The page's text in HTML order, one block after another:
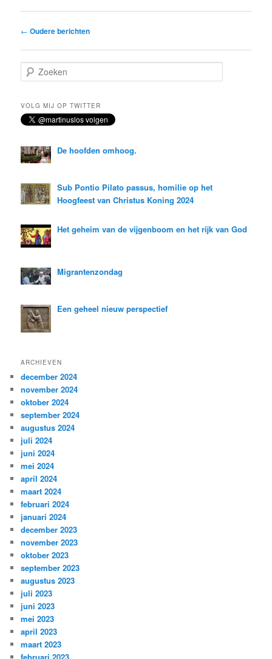
Bericht
← Oudere berichten
o
k
e
n
VOLG MIJ OP TWITTER
De hoofden omhoog.
Sub Pontio Pilato passus, homilie op het
Hoogfeest van Christus Koning 2024
Het geheim van de vijgenboom en het rijk van God
Migrantenzondag
Een geheel nieuw perspectief
ARCHIEVEN
december 2024
november 2024
oktober 2024
september 2024
augustus 2024
juli 2024
juni 2024
mei 2024
april 2024
maart 2024
februari 2024
januari 2024
december 2023
november 2023
oktober 2023
september 2023
augustus 2023
juli 2023
juni 2023
mei 2023
april 2023
maart 2023